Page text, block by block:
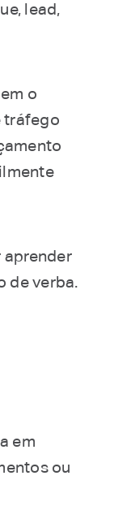
lead,
o
tráfego
aprender
de verba.
em
ou